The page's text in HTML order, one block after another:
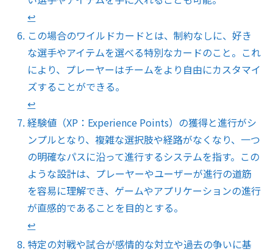
↩︎
この場合のワイルドカードとは、制約なしに、好き
な選手やアイテムを選べる特別なカードのこと。これ
により、プレーヤーはチームをより自由にカスタマイ
ズすることができる。
↩︎
経験値（XP：Experience Points）の獲得と進行がシ
ンプルとなり、複雑な選択肢や経路がなくなり、一つ
の明確なパスに沿って進行するシステムを指す。この
ような設計は、プレーヤーやユーザーが進行の道筋
を容易に理解でき、ゲームやアプリケーションの進行
が直感的であることを目的とする。
↩︎
特定の対戦や試合が感情的な対立や過去の争いに基